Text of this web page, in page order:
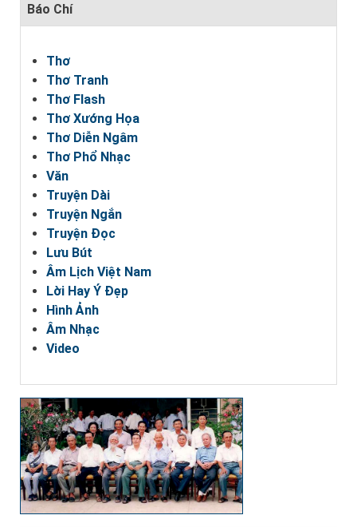
Báo Chí
Thơ
Thơ Tranh
Thơ Flash
Thơ Xướng Họa
Thơ Diễn Ngâm
Thơ Phổ Nhạc
Văn
Truyện Dài
Truyện Ngắn
Truyện Đọc
Lưu Bút
Âm Lịch Việt Nam
Lời Hay Ý Đẹp
Hình Ảnh
Âm Nhạc
Video